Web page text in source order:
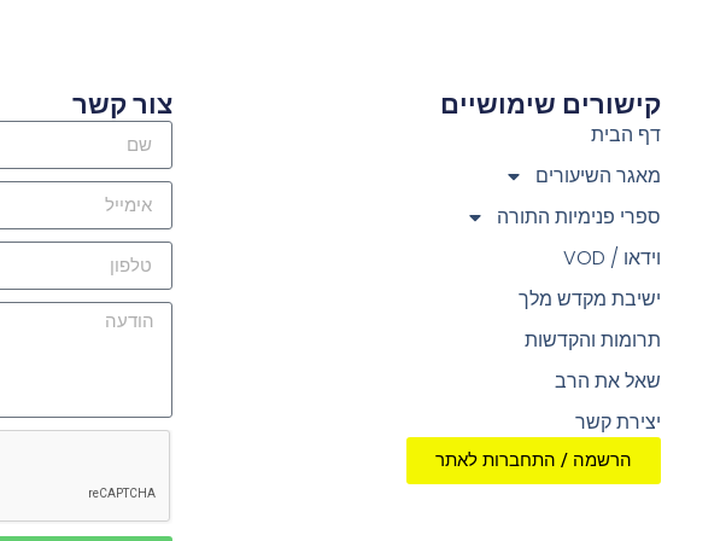
קישורים שימושיים
דף הבית
מאגר השיעורים
ספרי פנימיות התורה
וידאו / VOD
ישיבת מקדש מלך
תרומות והקדשות
שאל את הרב
יצירת קשר
הרשמה / התחברות לאתר
צור קשר